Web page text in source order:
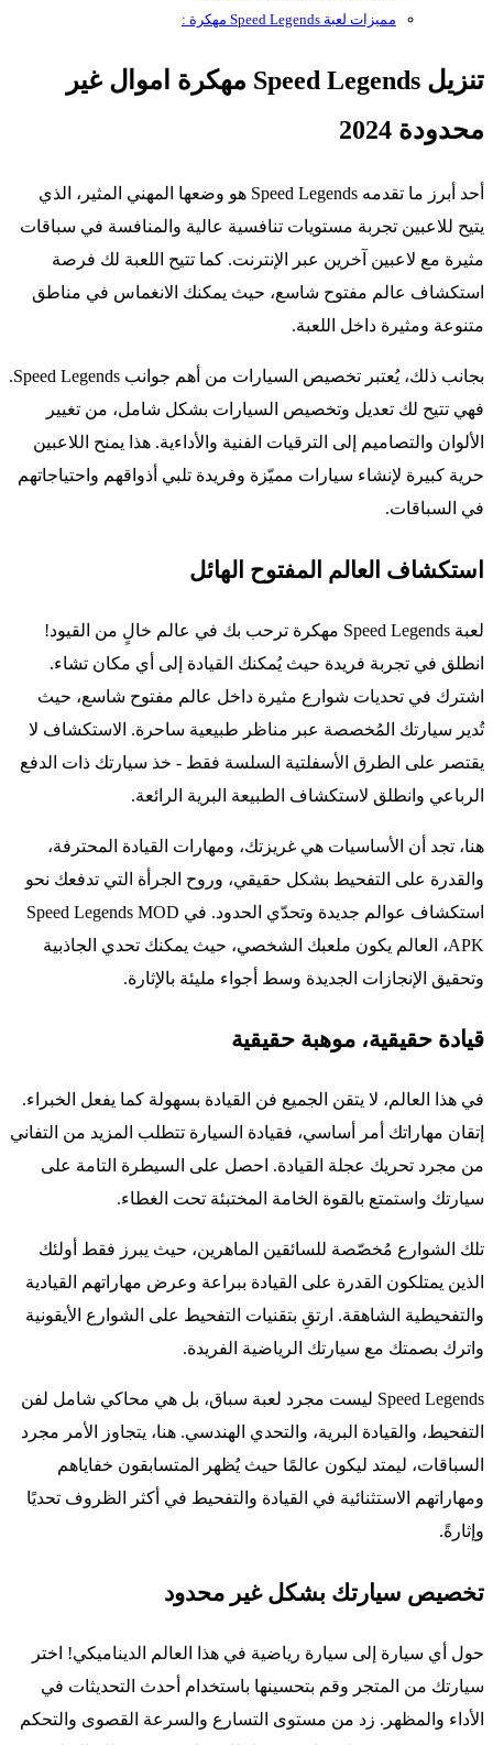
مميزات لعبة Speed Legends مهكرة :
تنزيل Speed Legends مهكرة اموال غير
محدودة 2024
أحد أبرز ما تقدمه Speed Legends هو وضعها المهني المثير، الذي
يتيح للاعبين تجربة مستويات تنافسية عالية والمنافسة في سباقات
مثيرة مع لاعبين آخرين عبر الإنترنت. كما تتيح اللعبة لك فرصة
استكشاف عالم مفتوح شاسع، حيث يمكنك الانغماس في مناطق
متنوعة ومثيرة داخل اللعبة.
بجانب ذلك، يُعتبر تخصيص السيارات من أهم جوانب Speed Legends.
فهي تتيح لك تعديل وتخصيص السيارات بشكل شامل، من تغيير
الألوان والتصاميم إلى الترقيات الفنية والأداءية. هذا يمنح اللاعبين
حرية كبيرة لإنشاء سيارات مميّزة وفريدة تلبي أذواقهم واحتياجاتهم
في السباقات.
استكشاف العالم المفتوح الهائل
لعبة Speed Legends مهكرة ترحب بك في عالم خالٍ من القيود!
انطلق في تجربة فريدة حيث يُمكنك القيادة إلى أي مكان تشاء.
اشترك في تحديات شوارع مثيرة داخل عالم مفتوح شاسع، حيث
تُدير سيارتك المُخصصة عبر مناظر طبيعية ساحرة. الاستكشاف لا
يقتصر على الطرق الأسفلتية السلسة فقط - خذ سيارتك ذات الدفع
الرباعي وانطلق لاستكشاف الطبيعة البرية الرائعة.
هنا، تجد أن الأساسيات هي غريزتك، ومهارات القيادة المحترفة،
والقدرة على التفحيط بشكل حقيقي، وروح الجرأة التي تدفعك نحو
استكشاف عوالم جديدة وتحدّي الحدود. في Speed Legends MOD
APK، العالم يكون ملعبك الشخصي، حيث يمكنك تحدي الجاذبية
وتحقيق الإنجازات الجديدة وسط أجواء مليئة بالإثارة.
قيادة حقيقية، موهبة حقيقية
في هذا العالم، لا يتقن الجميع فن القيادة بسهولة كما يفعل الخبراء.
إتقان مهاراتك أمر أساسي، فقيادة السيارة تتطلب المزيد من التفاني
من مجرد تحريك عجلة القيادة. احصل على السيطرة التامة على
سيارتك واستمتع بالقوة الخامة المختبئة تحت الغطاء.
تلك الشوارع مُخصّصة للسائقين الماهرين، حيث يبرز فقط أولئك
الذين يمتلكون القدرة على القيادة ببراعة وعرض مهاراتهم القيادية
والتفحيطية الشاهقة. ارتقِ بتقنيات التفحيط على الشوارع الأيقونية
واترك بصمتك مع سيارتك الرياضية الفريدة.
Speed Legends ليست مجرد لعبة سباق، بل هي محاكي شامل لفن
التفحيط، والقيادة البرية، والتحدي الهندسي. هنا، يتجاوز الأمر مجرد
السباقات، ليمتد ليكون عالمًا حيث يُظهر المتسابقون خفاياهم
ومهاراتهم الاستثنائية في القيادة والتفحيط في أكثر الظروف تحديًا
وإثارةً.
تخصيص سيارتك بشكل غير محدود
حول أي سيارة إلى سيارة رياضية في هذا العالم الديناميكي! اختر
سيارتك من المتجر وقم بتحسينها باستخدام أحدث التحديثات في
الأداء والمظهر. زد من مستوى التسارع والسرعة القصوى والتحكم